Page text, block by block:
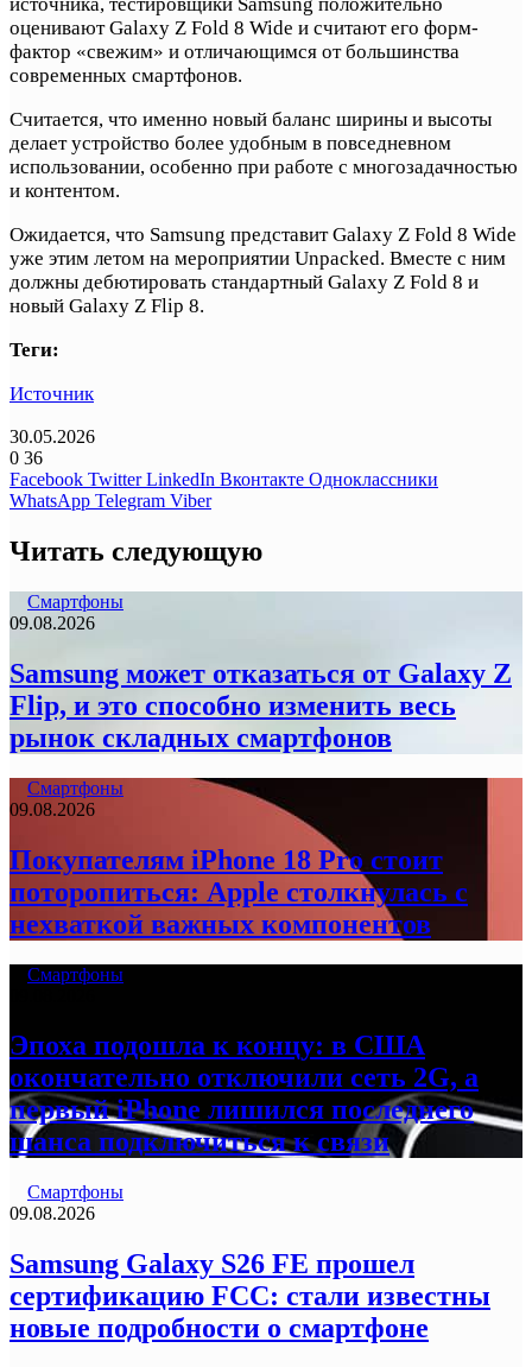
оценивают Galaxy Z Fold 8 Wide и считают его форм-
фактор «свежим» и отличающимся от большинства
современных смартфонов.
Считается, что именно новый баланс ширины и высоты
делает устройство более удобным в повседневном
использовании, особенно при работе с многозадачностью
и контентом.
Ожидается, что Samsung представит Galaxy Z Fold 8 Wide
уже этим летом на мероприятии Unpacked. Вместе с ним
должны дебютировать стандартный Galaxy Z Fold 8 и
новый Galaxy Z Flip 8.
Теги:
Источник
30.05.2026
0 36
Facebook Twitter LinkedIn Вконтакте Одноклассники
WhatsApp Telegram Viber
Читать следующую
Смартфоны
09.08.2026
Samsung может отказаться от Galaxy Z
Flip, и это способно изменить весь
рынок складных смартфонов
Смартфоны
09.08.2026
Покупателям iPhone 18 Pro стоит
поторопиться: Apple столкнулась с
нехваткой важных компонентов
Смартфоны
Эпоха подошла к концу: в США
окончательно отключили сеть 2G, а
первый iPhone лишился последнего
шанса подключиться к связи
Смартфоны
09.08.2026
Samsung Galaxy S26 FE прошел
сертификацию FCC: стали известны
новые подробности о смартфоне